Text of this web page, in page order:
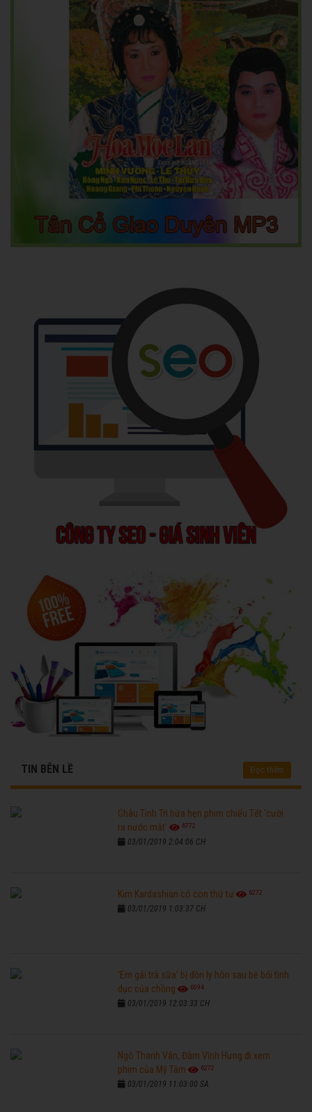
TIN BÊN LỀ Đọc thêm
Châu Tinh Trì hứa hẹn phim chiếu Tết 'cười
ra nước mắt'
6772
03/01/2019 2:04:06 CH
Kim Kardashian có con thứ tư 6272
03/01/2019 1:03:37 CH
'Em gái trà sữa' bị đồn ly hôn sau bê bối tình
dục của chồng
6594
03/01/2019 12:03:33 CH
Ngô Thanh Vân, Đàm Vĩnh Hưng đi xem
phim của Mỹ Tâm
6272
03/01/2019 11:03:00 SA